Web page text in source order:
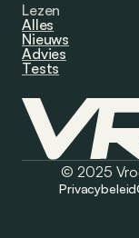
Lezen
Alles
Nieuws
Advies
Tests
© 2025
Privacybeleid